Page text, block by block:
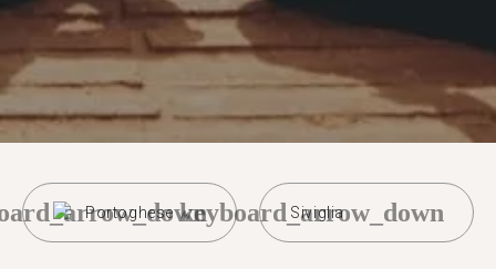
Portoghese Siviglia
keyboard_arrow_down